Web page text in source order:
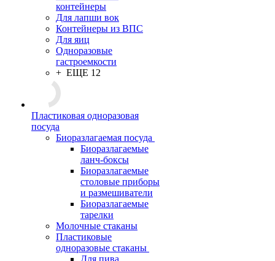
контейнеры
Для лапши вок
Контейнеры из ВПС
Для яиц
Одноразовые
гастроемкости
+ ЕЩЕ 12
Пластиковая одноразовая
посуда
Биоразлагаемая посуда
Биоразлагаемые
ланч-боксы
Биоразлагаемые
столовые приборы
и размешиватели
Биоразлагаемые
тарелки
Молочные стаканы
Пластиковые
одноразовые стаканы
Для пива